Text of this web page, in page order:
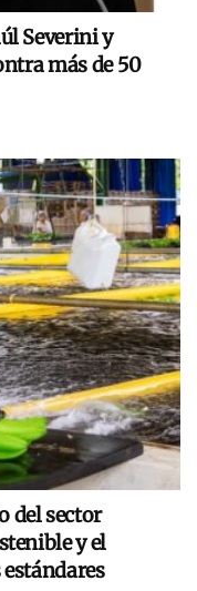
Severini y
más de 50
del sector
y el